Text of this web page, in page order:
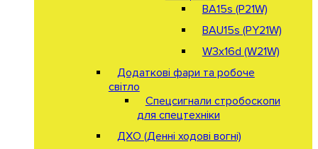
BA15s (P21W)
BAU15s (PY21W)
W3x16d (W21W)
Додаткові фари та робоче
світло
Спецсигнали стробоскопи
для спецтехніки
ДХО (Денні ходові вогні)